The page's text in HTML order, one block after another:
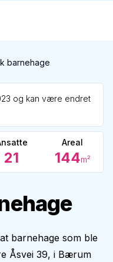
barnehage
og kan være endret
21
Areal
144m²
barnehage som ble
Åsvei 39, i Bærum